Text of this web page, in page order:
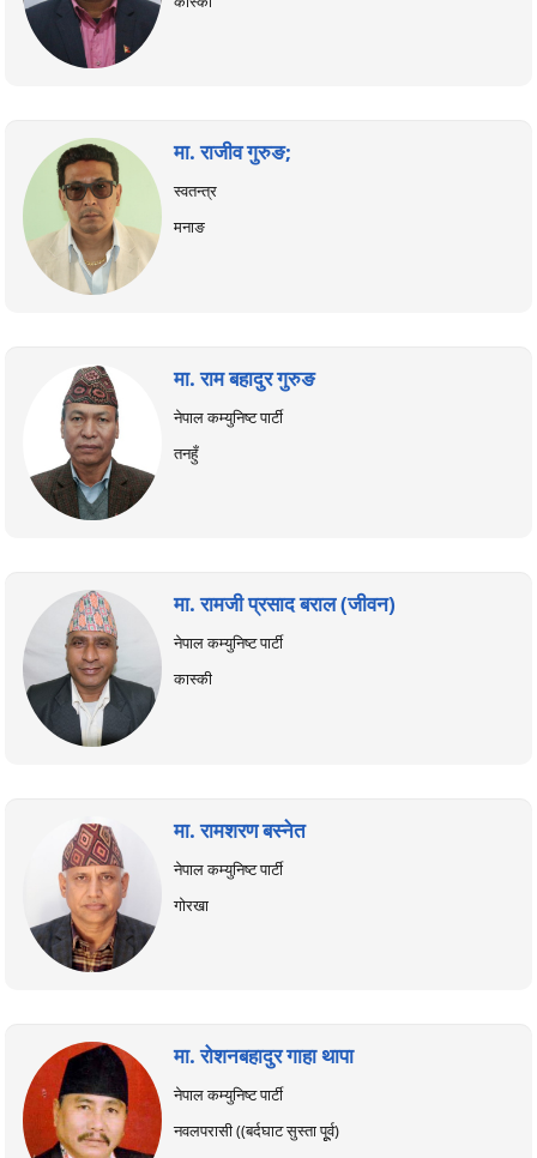
मा. राजीव गुरुङ;
स्वतन्त्र
मनाङ
मा. राम बहादुर गुरुङ
नेपाल कम्युनिष्ट पार्टी
तनहुँ
मा. रामजी प्रसाद बराल (जीवन)
नेपाल कम्युनिष्ट पार्टी
कास्की
मा. रामशरण बस्नेत
नेपाल कम्युनिष्ट पार्टी
गोरखा
मा. रोशनबहादुर गाहा थापा
नेपाल कम्युनिष्ट पार्टी
नवलपरासी ((बर्दघाट सुस्ता पूूर्व)